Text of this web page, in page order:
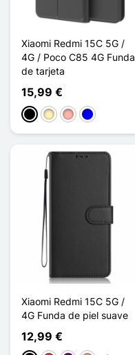
Xiaomi Redmi 15C 5G /
4G / Poco C85 4G Funda
de tarjeta
15,99 €
NegroOro Oro rosa
Azul
Xiaomi Redmi 15C 5G /
4G Funda de piel suave
12,99 €